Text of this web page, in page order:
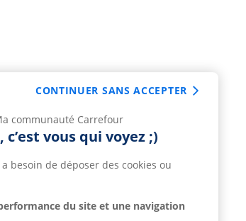
communauté Carrefour
vous qui voyez ;)
besoin de déposer des cookies ou
du site et une navigation
CONTINUER SANS ACCEPTER